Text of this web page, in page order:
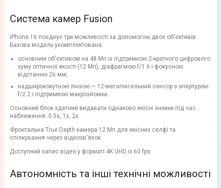
Система камер Fusion
iPhone 16 поєднує три можливості за допомогою двох об'єктивів.
Базова модель укомплектована:
основним об'єктивом на 48 Мп із підтримкою 2-кратного цифрового
зуму оптичної якості (12 Мп), діафрагмою f/1.6 і фокусною
відстанню 26 мм;
надширококутною лінзою — 12-мегапіксельний сенсор з апертурою
f/2.2 і підтримкою макрозйомки.
Основний блок здатний видавати однаково якісні знімки під час
наближення: 0.5x, 1x, 2x.
Фронтальна True Depth камера 12 Мп для якісних селфі та
спілкування через відеозв'язок.
Доступний запис відео у форматі 4K UHD із 60 fps.
Автономність та інші технічні можливості